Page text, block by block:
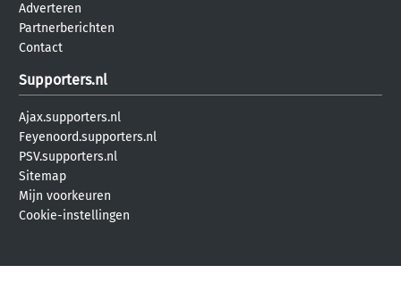
Adverteren
Partnerberichten
Contact
Supporters.nl
Ajax.supporters.nl
Feyenoord.supporters.nl
PSV.supporters.nl
Sitemap
Mijn voorkeuren
Cookie-instellingen